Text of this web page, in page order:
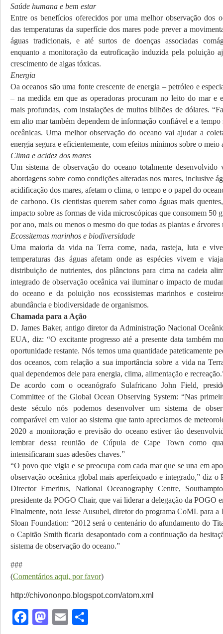
Saúde humana e bem estar
Entre os benefícios oferecidos por uma melhor observação dos
das temperaturas da superfície dos mares pode prever a
águas tradicionais, e até surtos de doenças associadas
enquanto a monitoração da eutroficação induzida pela poluição
crescimento de algas tóxicas.
Energia
Oa oceanos são uma fonte crescente de energia – petróleo e
– na medida em que as operadoras procuram no leito do mar e
mais profundas, com instalações de muitos bilhões de dólares.
em alto mar também dependem de informação confiável e a tempo
oceânicas. Uma melhor observação do oceano vai ajudar a
energia segura e eficientemente, com efeitos mínimos sobre o meio
Clima e acidez dos mares
Um sistema de observação do oceano totalmente desenvolvido
abordagens sobre como condições alteradas nos mares, inclusive
acidificação dos mares, afetam o clima, o tempo e o papel do
de carbono. Os cientistas querem saber como águas mais
impacto sobre as formas de vida microscópicas que consomem 50
por ano, mais ou menos o mesmo do que todas as plantas e árvores
Ecossitemas marinhos e biodiversidade
Uma maioria da vida na Terra come, nada, rasteja, luta e
temperaturas das águas afetam onde as espécies vivem e
distribuição de nutrientes, dos plânctons para cima na cadeia
integrado de observação oceânica vai iluminar o impacto de
do oceano e da poluição nos ecossistemas marinhos e
abundância e biodiversidade de organismos.
Chamada para a Ação
D. James Baker, antigo diretor da Administração Nacional
EUA, diz: “O excitante progresso até a presente data também
oportunidade restante. Nós temos uma quantidade pateticamente
dos oceanos, com relação a sua importância sobre a vida na
qual dependemos dele para energia, clima, alimentação e
De acordo com o oceanógrafo Sulafricano John Field,
Committee of the Global Ocean Observing System: “Nas
deste século nós podemos desenvolver um sistema de
comparável em valor ao sistema que tanto apreciamos de
2020 a monitoração e previsão do oceano estiver tão
lembrar dessa reunião de Cúpula de Cape Town como
intensificaram suas adesões chaves.”
“O povo que vigia e se preocupa com cada mar que se una em
observação oceânica global mais aperfeiçoado e integrado,” diz
Director Emeritus, National Oceanography Centre,
presidente da POGO Chair, que vai liderar a delegação da POGO
Finalmente, nota Jesse Ausubel, diretor do programa CoML para a
Sloan Foundation: “2012 será o centenário do afundamento do
o Capitão Smith ficaria desapontado com a continuação da
sistema de observação do oceano.”
###
(Comentários aqui, por favor)
http://chivononpo.blogspot.com/atom.xml
Facebook
Mastodon
Email